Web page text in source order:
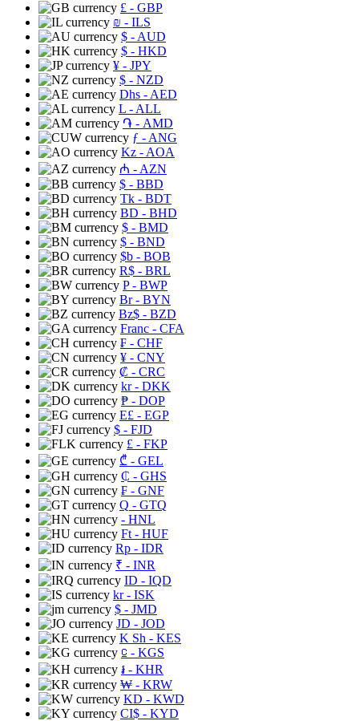
£ - GBP
₪ - ILS
$ - AUD
$ - HKD
¥ - JPY
$ - NZD
Dhs - AED
L - ALL
֏ - AMD
ƒ - ANG
Kz - AOA
₼ - AZN
$ - BBD
Tk - BDT
BD - BHD
$ - BMD
$ - BND
$b - BOB
R$ - BRL
P- BWP
Br- BYN
Bz$ - BZD
Franc - CFA
₣ - CHF
¥ - CNY
₡ - CRC
kr- DKK
₱ - DOP
E£ - EGP
$ - FJD
£ - FKP
₾ - GEL
₵ - GHS
₣ - GNF
Q - GTQ
- HNL
Ft - HUF
Rp - IDR
₹ - INR
ID - IQD
kr- ISK
$ - JMD
JD - JOD
K Sh - KES
⃀ - KGS
៛ - KHR
₩ - KRW
KD - KWD
CI$ - KYD